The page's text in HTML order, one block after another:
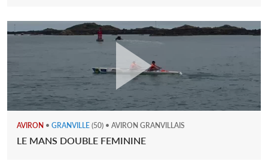
AVIRON • GRANVILLE (50) • AVIRON GRANVILLAIS
LE MANS DOUBLE FEMININE